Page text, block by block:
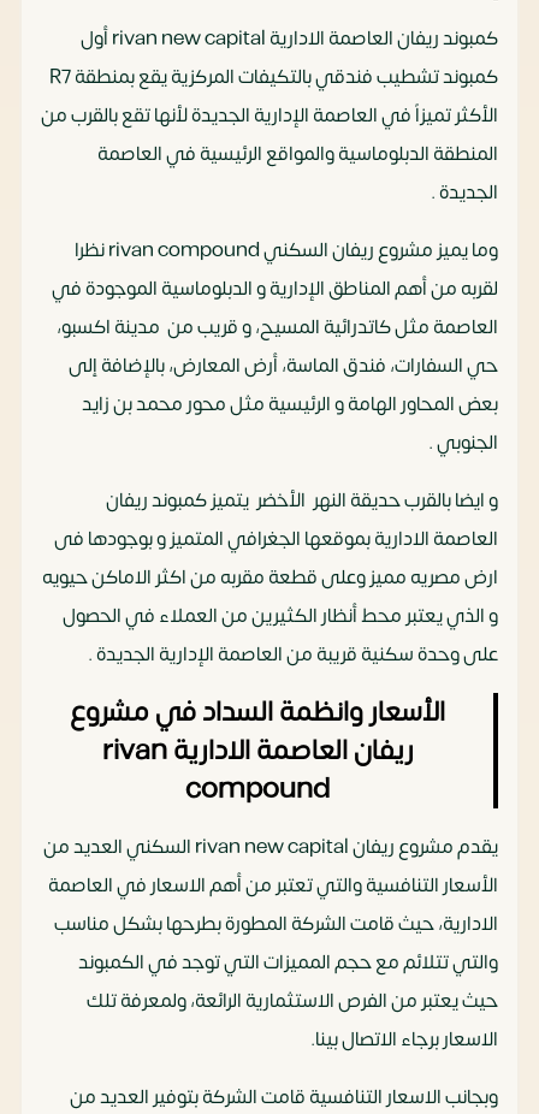
كمبوند ريفان العاصمة الادارية rivan new capital أول
كمبوند تشطيب فندقي بالتكيفات المركزية يقع بمنطقة R7
الأكثر تميزاً في العاصمة الإدارية الجديدةلأنها تقع بالقرب من
المنطقة الدبلوماسية والمواقع الرئيسية في العاصمة
الجديدة .
وما يميز مشروع ريفان السكني rivan compound نظرا
لقربه من أهم المناطق الإدارية و الدبلوماسية الموجودة في
العاصمة مثل كاتدرائية المسيح، و قريب من مدينة اكسبو،
حي السفارات، فندق الماسة، أرض المعارض، بالإضافة إلى
بعض المحاور الهامة و الرئيسية مثل محور محمد بن زايد
الجنوبي .
و ايضا بالقرب حديقة النهر الأخضر يتميز كمبوند ريفان
العاصمة الادارية بموقعها الجغرافي المتميز و بوجودها فى
ارض مصريه مميز وعلى قطعة مقربه من اكثر الاماكن حيويه
و الذي يعتبر محط أنظار الكثيرين من العملاء في الحصول
على وحدة سكنية قريبة من العاصمة الإدارية الجديدة .
الأسعار وانظمة السداد في مشروع
ريفان العاصمة الادارية rivan
compound
يقدم مشروع ريفان rivan new capital السكني العديد من
الأسعار التنافسية والتي تعتبر من أهم الاسعار في العاصمة
الادارية، حيث قامت الشركة المطورة بطرحها بشكل مناسب
والتي تتلائم مع حجم المميزات التي توجد في الكمبوند
حيث يعتبر من الفرص الاستثمارية الرائعة، ولمعرفة تلك
الاسعار برجاء الاتصال بينا.
وبجانب الاسعار التنافسية قامت الشركة بتوفير العديد من